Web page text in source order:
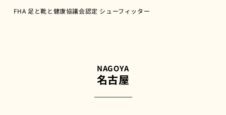
FHA 足と靴と健康協議会認定 シューフィッター
NAGOYA
名古屋